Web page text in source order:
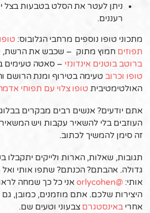
ניתן לעטר את הסלט בטבעות בצל
רעננים.
מתכוני טופו נוספים מרחבי הגלובוס:
תפוזים חמוץ מתוק – שכבש את הרשת,
ברוטב בוטנים אינדונזי – סאטה טעימים
טופו וכרוב טעימה בטירוף ומנת הרושם
האולטימטיבית טופו צלוי עם תפוחי
אתם יודעים? אנשים רבים מבקרים בבלוג
העוזבים בלי להשאיר עקבות ויש
זה סימן להמשיך לכתוב.
תגובות, שאלות, הארות ולייקים יתקבלו
גדולה. אהבתם? הכנתם? שתפו אותי ואל
אותי: @orlycohen
אני כל כך שמחה
היצירות שלכם. אתם מוזמנים, כמובן, גם
אחריבאינסטגרםצבעוני וטעים שם.